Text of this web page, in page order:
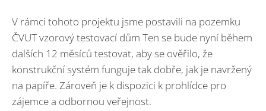
V rámci tohoto projektu jsme postavili na pozemku
ČVUT vzorový testovací dům Ten se bude nyní během
dalších 12 měsíců testovat, aby se ověřilo, že
konstrukční systém funguje tak dobře, jak je navržený
na papíře. Zároveň je k dispozici k prohlídce pro
zájemce a odbornou veřejnost.